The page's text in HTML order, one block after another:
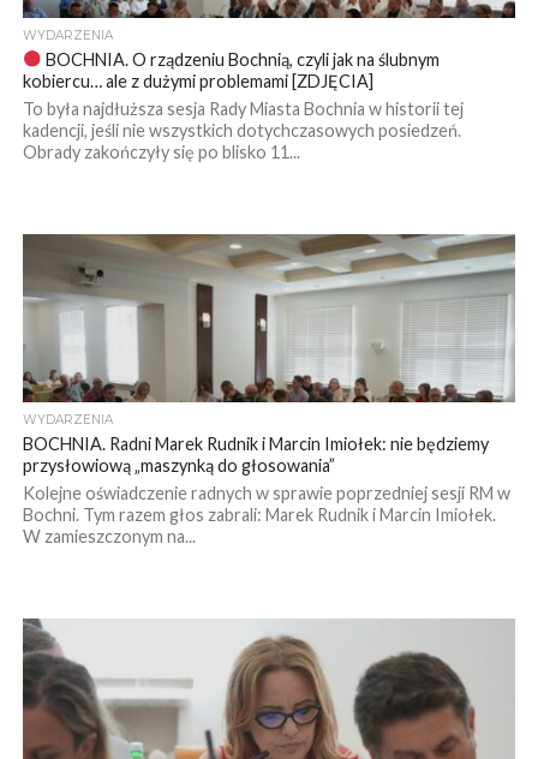
WYDARZENIA
BOCHNIA. O rządzeniu Bochnią, czyli jak na ślubnym
kobiercu… ale z dużymi problemami [ZDJĘCIA]
To była najdłuższa sesja Rady Miasta Bochnia w historii tej
kadencji, jeśli nie wszystkich dotychczasowych posiedzeń.
Obrady zakończyły się po blisko 11...
WYDARZENIA
BOCHNIA. Radni Marek Rudnik i Marcin Imiołek: nie będziemy
przysłowiową „maszynką do głosowania”
Kolejne oświadczenie radnych w sprawie poprzedniej sesji RM w
Bochni. Tym razem głos zabrali: Marek Rudnik i Marcin Imiołek.
W zamieszczonym na...